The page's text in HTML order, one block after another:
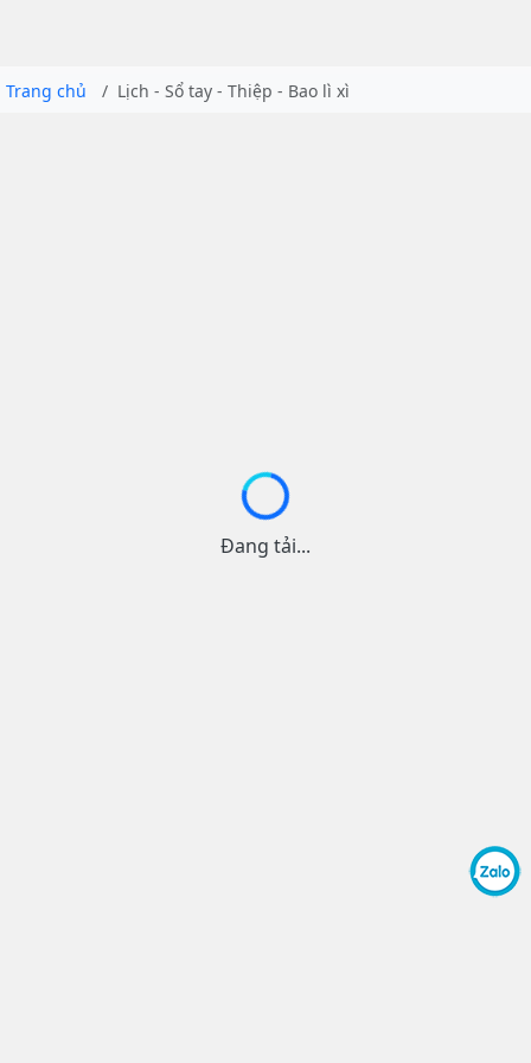
Trang chủ Lịch - Sổ tay - Thiệp - Bao lì xì
Đang tải...